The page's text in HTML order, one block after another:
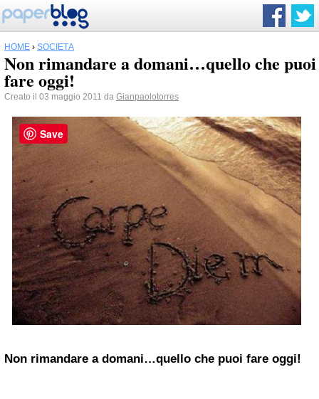
HOME › SOCIETÀ
Non rimandare a domani…quello che puoi
fare oggi!
Creato il 03 maggio 2011 da Gianpaolotorres
Non rimandare a domani…quello che puoi fare oggi!
Save